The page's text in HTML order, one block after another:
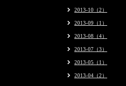
2013-10（2）
2013-09（1）
2013-08（4）
2013-07（3）
2013-05（1）
2013-04（2）